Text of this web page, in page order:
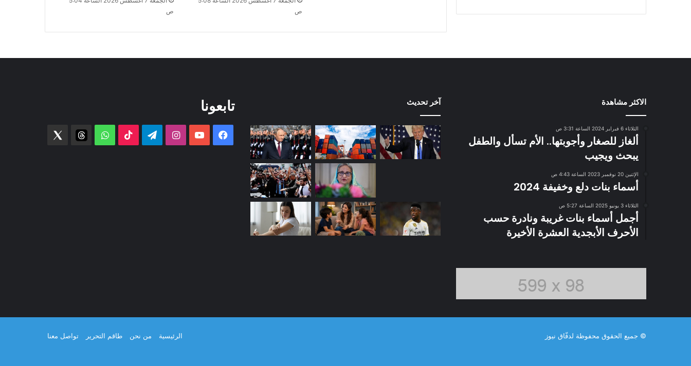
ص
ص
الاكثر مشاهدة
الثلاثاء 6 فبراير 2024 الساعة 3:31 ص
ألغاز للصغار وأجوبتها.. الأم تسأل والطفل
يبحث ويجيب
الإثنين 20 نوفمبر 2023 الساعة 4:43 ص
أسماء بنات دلع وخفيفة 2024
الثلاثاء 3 يونيو 2025 الساعة 5:27 ص
أجمل أسماء بنات غريبة ونادرة حسب
الأحرف الأبجدية العشرة الأخيرة
آخر تحديث تابعونا
فيسبوك‫YouTubeانستقرامتيلقرام ‫TikTok واتساب threads
© جميع الحقوق محفوظة لدفّاق نيوز الرئيسية من نحن طاقم التحرير تواصل معنا